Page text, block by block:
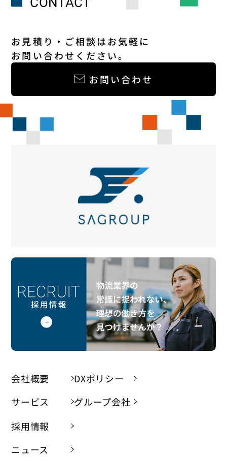
お見積り・ご相談はお気軽に
お問い合わせください。
お問い合わせ
会社概要
サービス
DXポリシー
グループ会社
採用情報
ニュース